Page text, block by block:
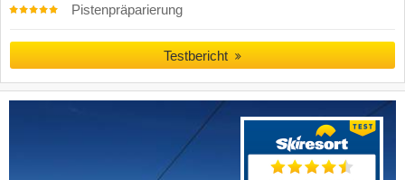
Pistenpräparierung
Testbericht